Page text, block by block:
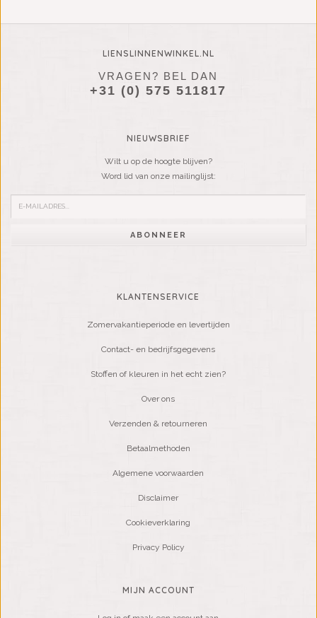
LIENSLINNENWINKEL.NL
VRAGEN? BEL DAN
+31 (0) 575 511817
NIEUWSBRIEF
Wilt u op de hoogte blijven?
Word lid van onze mailinglijst:
ABONNEER
KLANTENSERVICE
Zomervakantieperiode en levertijden
Contact- en bedrijfsgegevens
Stoffen of kleuren in het echt zien?
Over ons
Verzenden & retourneren
Betaalmethoden
Algemene voorwaarden
Disclaimer
Cookieverklaring
Privacy Policy
MIJN ACCOUNT